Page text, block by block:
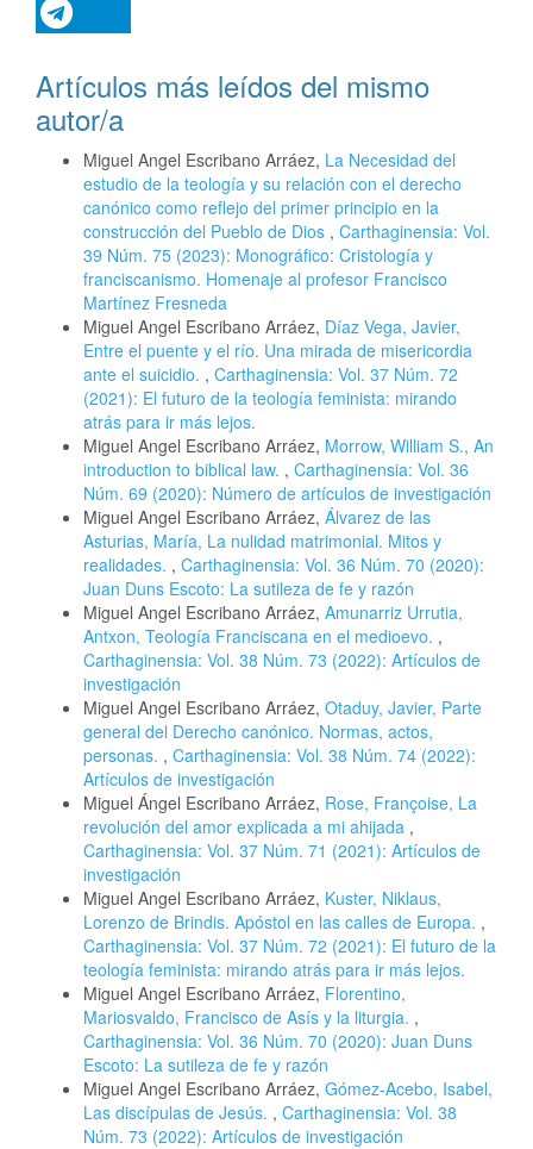
Artículos más leídos del mismo
autor/a
Miguel Angel Escribano Arráez, La Necesidad del
estudio de la teología y su relación con el derecho
canónico como reflejo del primer principio en la
construcción del Pueblo de Dios , Carthaginensia: Vol.
39 Núm. 75 (2023): Monográfico: Cristología y
franciscanismo. Homenaje al profesor Francisco
Martínez Fresneda
Miguel Angel Escribano Arráez, Díaz Vega, Javier,
Entre el puente y el río. Una mirada de misericordia
ante el suicidio. , Carthaginensia: Vol. 37 Núm. 72
(2021): El futuro de la teología feminista: mirando
atrás para ir más lejos.
Miguel Angel Escribano Arráez, Morrow, William S., An
introduction to biblical law. , Carthaginensia: Vol. 36
Núm. 69 (2020): Número de artículos de investigación
Miguel Angel Escribano Arráez, Álvarez de las
Asturias, María, La nulidad matrimonial. Mitos y
realidades. , Carthaginensia: Vol. 36 Núm. 70 (2020):
Juan Duns Escoto: La sutileza de fe y razón
Miguel Angel Escribano Arráez, Amunarriz Urrutia,
Antxon, Teología Franciscana en el medioevo. ,
Carthaginensia: Vol. 38 Núm. 73 (2022): Artículos de
investigación
Miguel Angel Escribano Arráez, Otaduy, Javier, Parte
general del Derecho canónico. Normas, actos,
personas. , Carthaginensia: Vol. 38 Núm. 74 (2022):
Artículos de investigación
Miguel Ángel Escribano Arráez, Rose, Françoise, La
revolución del amor explicada a mi ahijada ,
Carthaginensia: Vol. 37 Núm. 71 (2021): Artículos de
investigación
Miguel Angel Escribano Arráez, Kuster, Niklaus,
Lorenzo de Brindis. Apóstol en las calles de Europa. ,
Carthaginensia: Vol. 37 Núm. 72 (2021): El futuro de la
teología feminista: mirando atrás para ir más lejos.
Miguel Angel Escribano Arráez, Florentino,
Mariosvaldo, Francisco de Asís y la liturgia. ,
Carthaginensia: Vol. 36 Núm. 70 (2020): Juan Duns
Escoto: La sutileza de fe y razón
Miguel Angel Escribano Arráez, Gómez-Acebo, Isabel,
Las discípulas de Jesús. , Carthaginensia: Vol. 38
Núm. 73 (2022): Artículos de investigación